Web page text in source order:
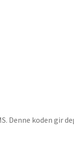
Denne koden gir